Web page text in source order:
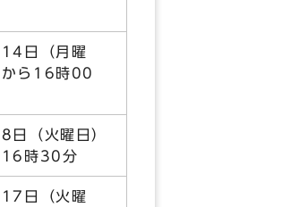
日（月曜
ら16時00
（火曜日）
16時30分
日（火曜